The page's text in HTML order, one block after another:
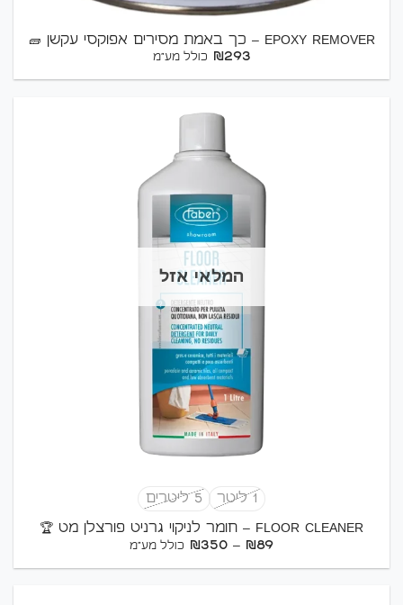
EPOXY REMOVER – כך באמת מסירים אפוקסי עקשן 🧱
₪293 כולל מע"מ
המלאי אזל
1 ליטר
5 ליטרים
FLOOR CLEANER – חומר לניקוי גרניט פורצלן מט 🏆
₪89
–
₪350 טווח
כולל מע"מ